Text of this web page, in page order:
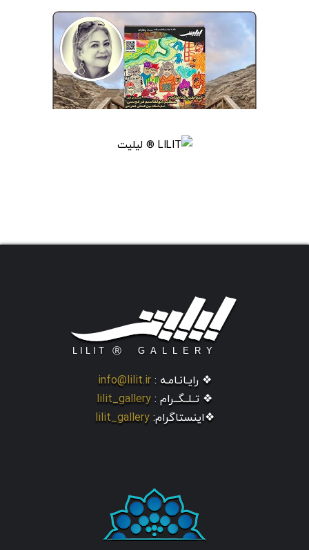
❖ رایـانـامـه : info@lilit.ir
❖ تــلــگــرام : lilit_gallery
❖اینستاگرام: lilit_gallery